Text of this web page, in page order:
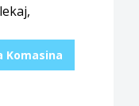
Komasina